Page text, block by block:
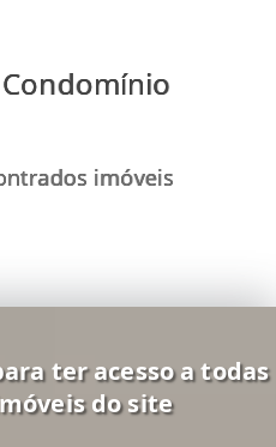
imóveis
ter acesso a todas
do site